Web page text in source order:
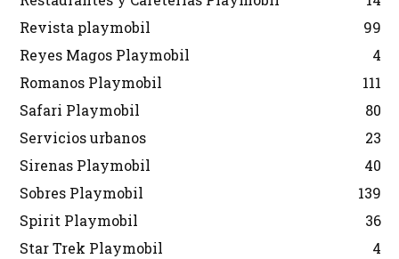
Revista playmobil
99
Reyes Magos Playmobil
4
Romanos Playmobil
111
Safari Playmobil
80
Servicios urbanos
23
Sirenas Playmobil
40
Sobres Playmobil
139
Spirit Playmobil
36
Star Trek Playmobil
4